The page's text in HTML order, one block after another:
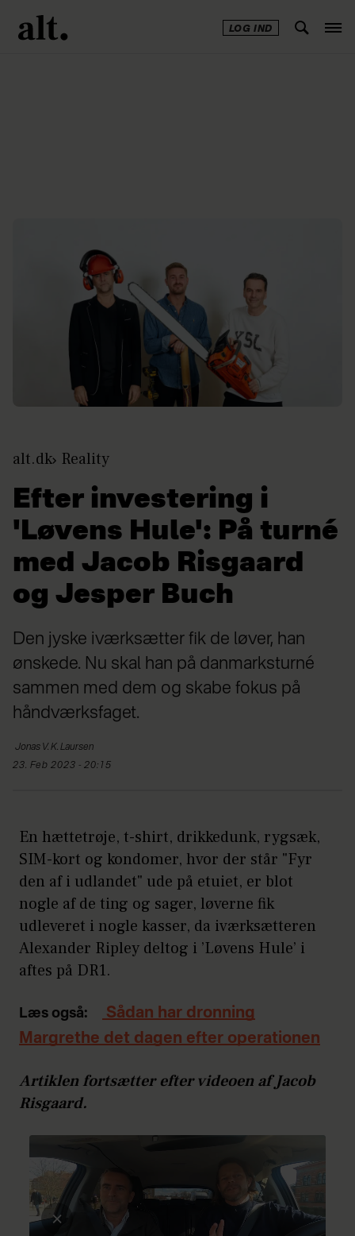
LOG IND
alt.dk Reality
Efter investering i
'Løvens Hule': På turné
med Jacob Risgaard
og Jesper Buch
Den jyske iværksætter fik de løver, han
ønskede. Nu skal han på danmarksturné
sammen med dem og skabe fokus på
håndværksfaget.
Jonas V. K. Laursen
23. Feb 2023 - 20:15
En hættetrøje, t-shirt, drikkedunk, rygsæk,
SIM-kort og kondomer, hvor der står "Fyr
den af i udlandet" ude på etuiet, er blot
nogle af de ting og sager, løverne fik
udleveret i nogle kasser, da iværksætteren
Alexander Ripley deltog i ’Løvens Hule’ i
aftes på DR1.
Læs også:
Sådan har dronning
Margrethe det dagen efter operationen
Artiklen fortsætter efter videoen af Jacob
Risgaard.